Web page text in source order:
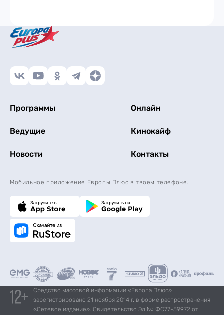
Программы Онлайн
Ведущие Кинокайф
Новости Контакты
Мобильное приложение Европы Плюс в твоем телефоне.
Средство массовой информации «Европа Плюс»
зарегистрировано 21 ноября 2014 г. в форме распространения
«Сетевое издание». Свидетельство Эл № ФС77-59972 от